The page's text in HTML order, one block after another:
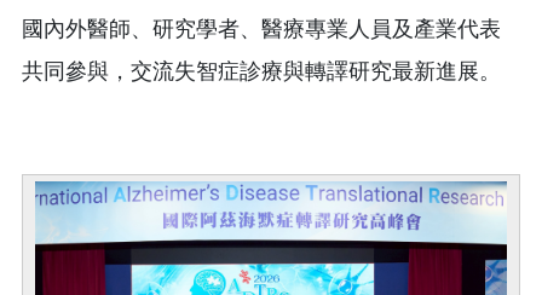
國內外醫師、研究學者、醫療專業人員及產業代表
共同參與，交流失智症診療與轉譯研究最新進展。